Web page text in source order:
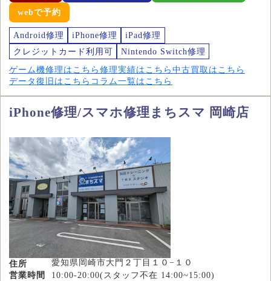
webで予約
Android修理 iPhone修理
iPad修理
クレジットカード利用可
Nintendo Switch修理
ゲーム機修理はこちら 修理実績はこちら 中古買取はこちら
データ復旧はこちら コラム一覧はこちら
iPhone修理/スマホ修理まちスマ 岡崎店
住所
愛知県岡崎市大門２丁目１０−１０
営業時間
10:00-20:00(スタッフ不在 14:00~15:00)